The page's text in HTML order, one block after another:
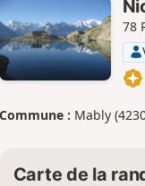
78
Commune : Mably
Carte de la